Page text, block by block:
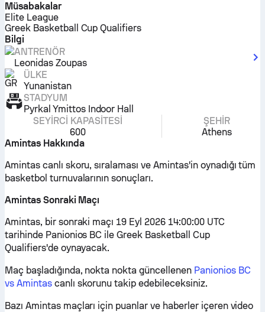
Müsabakalar
Elite League
Greek Basketball Cup Qualifiers
Bilgi
ANTRENÖR
Leonidas Zoupas
ÜLKE
Yunanistan
STADYUM
Pyrkal Ymittos Indoor Hall
SEYIRCI KAPASITESI
600
ŞEHIR
Athens
Amintas Hakkında
Amintas canlı skoru, sıralaması ve Amintas'in oynadığı tüm
basketbol turnuvalarının sonuçları.
Amintas Sonraki Maçı
Amintas, bir sonraki maçı 19 Eyl 2026 14:00:00 UTC
tarihinde Panionios BC ile Greek Basketball Cup
Qualifiers'de oynayacak.
Maç başladığında, nokta nokta güncellenen Panionios BC
vs Amintascanlı skorunu takip edebileceksiniz.
Bazı Amintas maçları için puanlar ve haberler içeren video